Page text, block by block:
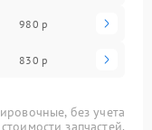
980 р
830 р
без учета
стоимости запчастей.